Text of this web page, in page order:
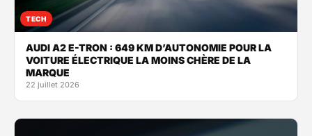
TECH
AUDI A2 E-TRON : 649 KM D’AUTONOMIE POUR LA
VOITURE ÉLECTRIQUE LA MOINS CHÈRE DE LA
MARQUE
22 juillet 2026